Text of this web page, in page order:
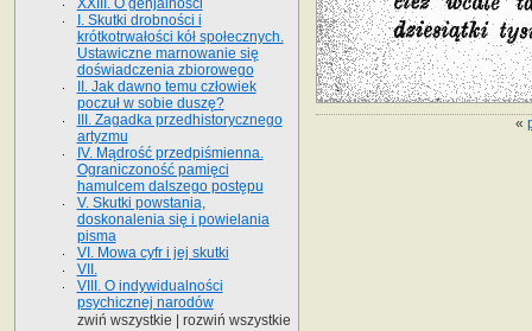
«
XXIII. O genjalności
I. Skutki drobności i
krótkotrwałości kół społecznych.
Ustawiczne marnowanie się
doświadczenia zbiorowego
II. Jak dawno temu człowiek
poczuł w sobie duszę?
III. Zagadka przedhistorycznego
artyzmu
IV. Mądrość przedpiśmienna.
Ograniczoność pamięci
hamulcem dalszego postępu
V. Skutki powstania,
doskonalenia się i powielania
pisma
VI. Mowa cyfr i jej skutki
VII.
VIII. O indywidualności
psychicznej narodów
zwiń wszystkie
rozwiń wszystkie